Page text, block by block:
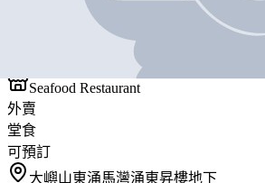
Seafood Restaurant
外賣
堂食
可預訂
大嶼山東涌馬灣涌東昇樓地下